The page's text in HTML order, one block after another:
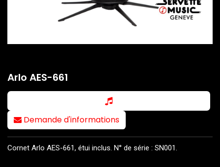
Arlo AES-661
Demande d'informations
Cornet Arlo AES-661, étui inclus. N° de série : SN001.